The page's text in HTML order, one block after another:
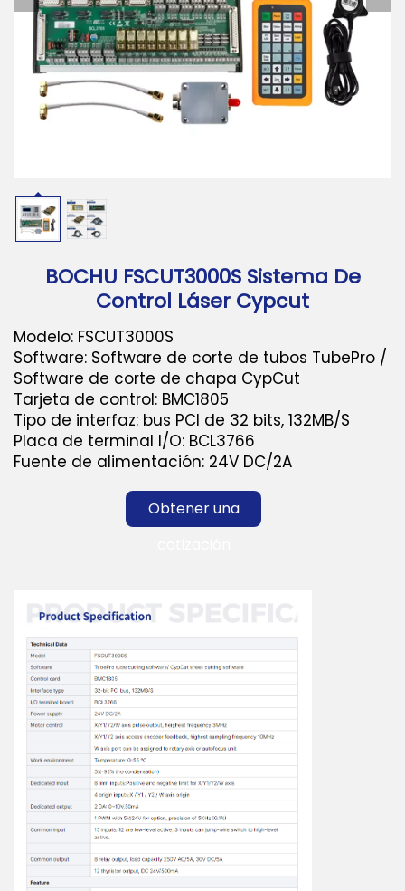
Descargar
Contáctanos
BOCHU FSCUT3000S Sistema De
Control Láser Cypcut
Modelo: FSCUT3000S
Software: Software de corte de tubos TubePro /
Software de corte de chapa CypCut
Tarjeta de control: BMC1805
Tipo de interfaz: bus PCI de 32 bits, 132MB/S
Placa de terminal I/O: BCL3766
Fuente de alimentación: 24V DC/2A
Obtener una